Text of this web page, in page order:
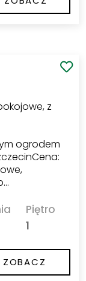
z
ogrodem
Piętro
1
ZOBACZ